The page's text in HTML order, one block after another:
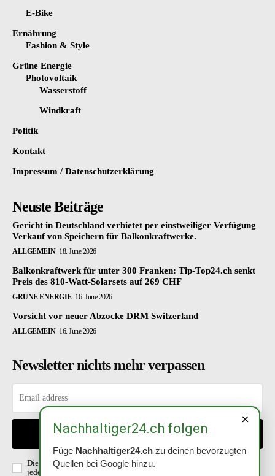
E-Bike
Ernährung
Fashion & Style
Grüne Energie
Photovoltaik
Wasserstoff
Windkraft
Politik
Kontakt
Impressum / Datenschutzerklärung
Neuste Beiträge
Gericht in Deutschland verbietet per einstweiliger Verfügung
Verkauf von Speichern für Balkonkraftwerke.
ALLGEMEIN 18. June 2026
Balkonkraftwerk für unter 300 Franken: Tip-Top24.ch senkt
Preis des 810-Watt-Solarsets auf 269 CHF
GRÜNE ENERGIE 16. June 2026
Vorsicht vor neuer Abzocke DRM Switzerland
ALLGEMEIN 16. June 2026
Newsletter nichts mehr verpassen
EINTRAGEN
Die Richtlinien habe ich gelesen und akzeptiert. Abmeldung ist
jederzeit möglich.
×
Nachhaltiger24.ch folgen
Füge Nachhaltiger24.ch zu deinen bevorzugten
Quellen bei Google hinzu.